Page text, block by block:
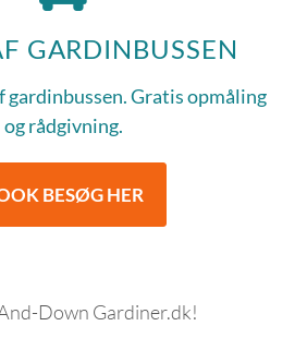
GARDINBUSSEN
gardinbussen. Gratis opmåling
og rådgivning.
BESØG HER
Down Gardiner.dk!